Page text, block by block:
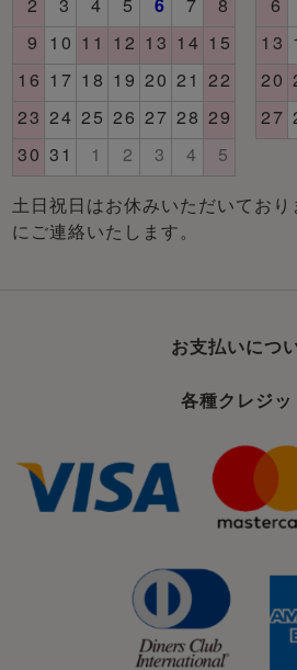
土日祝日はお休みいただいてお
にご連絡いたします。
お支払いにつ
各種クレジッ